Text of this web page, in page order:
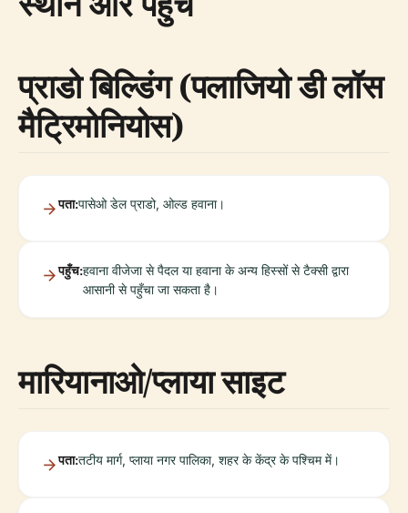
प्राडो बिल्डिंग (पलाजियो डी लॉस
मैट्रिमोनियोस)
पता:पासेओ डेल प्राडो, ओल्ड हवाना।
पहुँच:हवाना वीजेजा से पैदल या हवाना के अन्य हिस्सों से टैक्सी द्वारा
आसानी से पहुँचा जा सकता है।
मारियानाओ/प्लाया साइट
पता:तटीय मार्ग, प्लाया नगर पालिका, शहर के केंद्र के पश्चिम में।